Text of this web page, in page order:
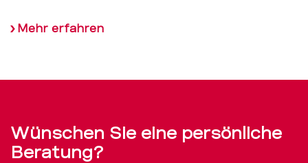
Mehr erfahren
Wünschen Sie eine persönliche
Beratung?